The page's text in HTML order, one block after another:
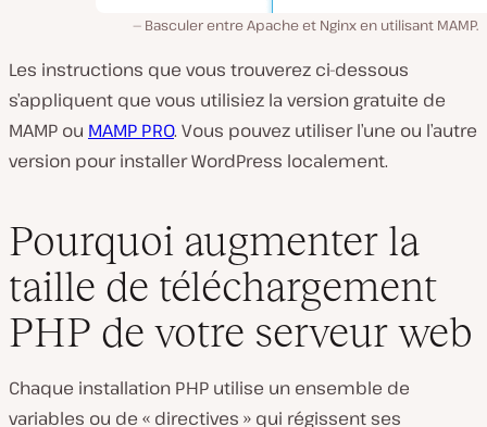
Basculer entre Apache et Nginx en utilisant MAMP.
Les instructions que vous trouverez ci-dessous
s’appliquent que vous utilisiez la version gratuite de
MAMP ou MAMP PRO. Vous pouvez utiliser l’une ou l’autre
version pour installer WordPress localement.
Pourquoi augmenter la
taille de téléchargement
PHP de votre serveur web
Chaque installation PHP utilise un ensemble de
variables ou de « directives » qui régissent ses